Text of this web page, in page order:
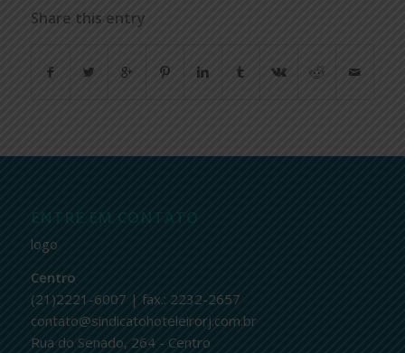
Share this entry
ENTRE EM CONTATO
logo
Centro
(21)2221-6007 | fax.: 2232-2657
contato@sindicatohoteleirorj.com.br
Rua do Senado, 264 - Centro